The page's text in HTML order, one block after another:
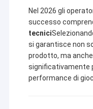
Nel 2026 gli
successo
tecnici
si garantisce non
prodotto, ma
significativamente
performance di